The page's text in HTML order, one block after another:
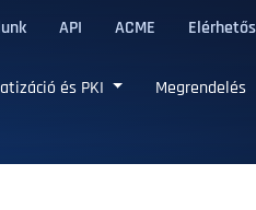
API ACME
és PKI Megrendelés